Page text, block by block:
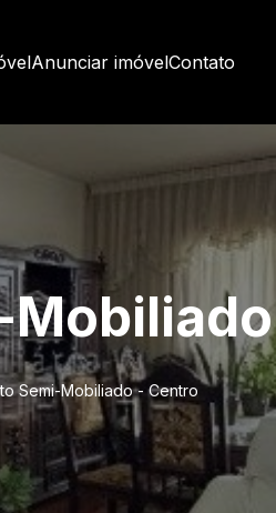
Anunciar imóvelContato
Semi-Mobiliado - Centro